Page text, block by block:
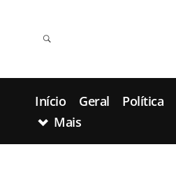
Início Geral Política
Mais